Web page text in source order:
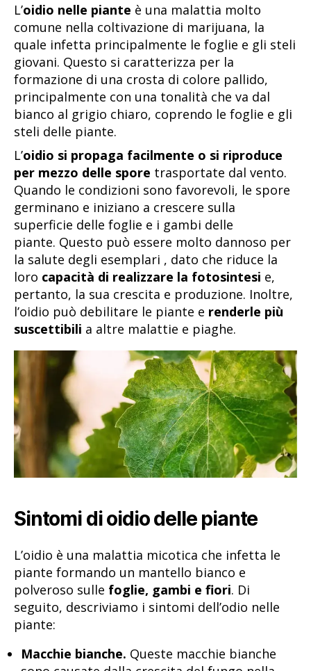
L’oidio nelle piante è una malattia molto
comune nella coltivazione di marijuana, la
quale infetta principalmente le foglie e gli steli
giovani. Questo si caratterizza per la
formazione di una crosta di colore pallido,
principalmente con una tonalità che va dal
bianco al grigio chiaro, coprendo le foglie e gli
steli delle piante.
L’oidio si propaga facilmente o si riproduce
per mezzo delle spore trasportate dal vento.
Quando le condizioni sono favorevoli, le spore
germinano e iniziano a crescere sulla
superficie delle foglie e i gambi delle
piante. Questo può essere molto dannoso per
la salute degli esemplari , dato che riduce la
loro capacità di realizzare la fotosintesi e,
pertanto, la sua crescita e produzione. Inoltre,
l’oidio può debilitare le piante e renderle più
suscettibili a altre malattie e piaghe.
Sintomi di oidio delle piante
L’oidio è una malattia micotica che infetta le
piante formando un mantello bianco e
polveroso sulle foglie, gambi e fiori. Di
seguito, descriviamo i sintomi dell’odio nelle
piante:
Macchie bianche. Queste macchie bianche